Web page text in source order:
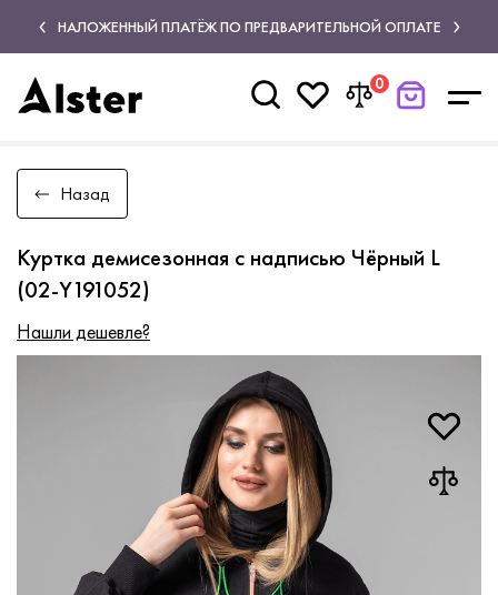
НАЛОЖЕННЫЙ ПЛАТЁЖ ПО ПРЕДВАРИТЕЛЬНОЙ ОПЛАТЕ
0
Назад
Куртка демисезонная с надписью Чёрный L
(02-Y191052)
Нашли дешевле?